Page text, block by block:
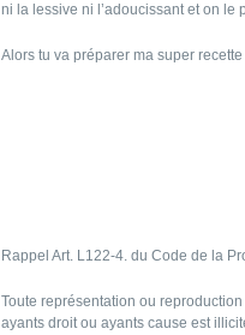
ni la lessive ni l’adoucissant et on le
Alors tu va préparer ma super
Rappel Art. L122-4. du Code de la
Toute représentation ou
ayants droit ou ayants cause est